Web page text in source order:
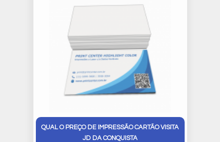
QUAL O PREÇO DE IMPRESSÃO CARTÃO VISITA
JD DA CONQUISTA